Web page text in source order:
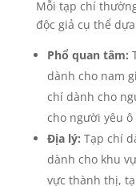
Mỗi tạp chí
độc giả cụ thể
Phổ quan tâm:
dành cho nam
chí dành cho
cho người yêu
Địa lý: Tạp chí
dành cho khu
vực thành thị,